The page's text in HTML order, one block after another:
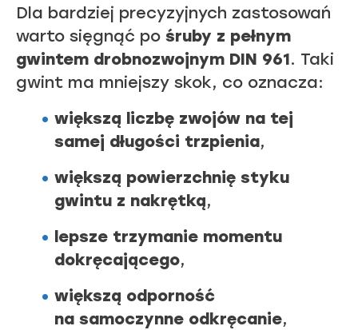
Dla bardziej precyzyjnych zastosowań
warto sięgnąć po śruby z pełnym
gwintem drobnozwojnym DIN 961. Taki
gwint ma mniejszy skok, co oznacza:
większą liczbę zwojów na tej
samej długości trzpienia,
większą powierzchnię styku
gwintu z nakrętką,
lepsze trzymanie momentu
dokręcającego,
większą odporność
na samoczynne odkręcanie,